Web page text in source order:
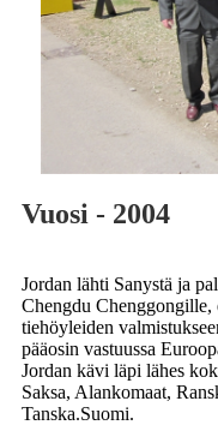
Vuosi - 2004
Jordan lähti Sanystä ja
Chengdu
tiehöyleiden
pääosin vastuussa
Jordan kävi läpi lähes
Saksa, Alankomaat,
Tanska.Suomi.